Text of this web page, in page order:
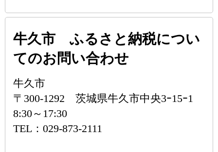
牛久市 ふるさと納税につい
てのお問い合わせ
牛久市
〒300-1292 茨城県牛久市中央3ｰ15ｰ1
8:30～17:30
TEL：029-873-2111